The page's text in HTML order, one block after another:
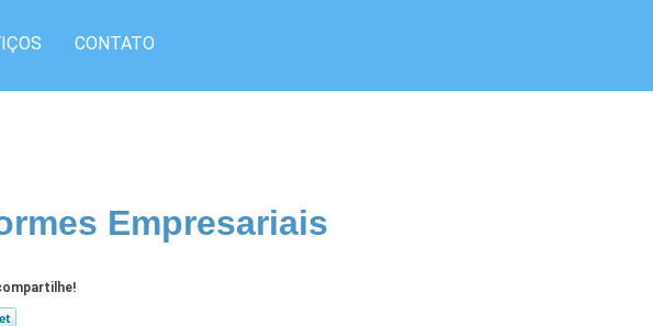
CONTATO
Empresariais